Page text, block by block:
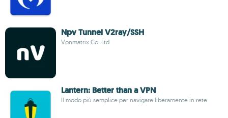
Npv Tunnel V2ray/SSH
Vonmatrix Co. Ltd
Lantern: Better than a VPN
Il modo più semplice per navigare liberamente in rete